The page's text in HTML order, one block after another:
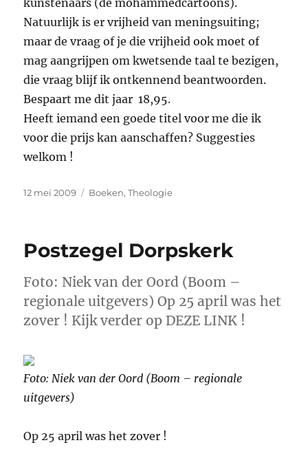
kunstenaars (de mohammedcartoons).
Natuurlijk is er vrijheid van meningsuiting;
maar de vraag of je die vrijheid ook moet of
mag aangrijpen om kwetsende taal te bezigen,
die vraag blijf ik ontkennend beantwoorden.
Bespaart me dit jaar  18,95.
Heeft iemand een goede titel voor me die ik
voor die prijs kan aanschaffen? Suggesties
welkom !
Geplaatst
12 mei 2009 Categorieën
Boeken,Theologie
Postzegel Dorpskerk
Foto: Niek van der Oord (Boom –
regionale uitgevers) Op 25 april was het
zover ! Kijk verder op DEZE LINK !
Foto: Niek van der Oord (Boom – regionale
uitgevers)
Op 25 april was het zover !